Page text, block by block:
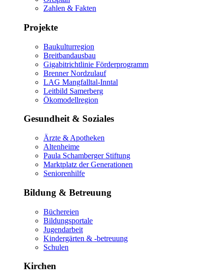
Zahlen & Fakten
Projekte
Baukulturregion
Breitbandausbau
Gigabitrichtlinie Förderprogramm
Brenner Nordzulauf
LAG Mangfalltal-Inntal
Leitbild Samerberg
Ökomodellregion
Gesundheit & Soziales
Ärzte & Apotheken
Altenheime
Paula Schamberger Stiftung
Marktplatz der Generationen
Seniorenhilfe
Bildung & Betreuung
Büchereien
Bildungsportale
Jugendarbeit
Kindergärten & -betreuung
Schulen
Kirchen